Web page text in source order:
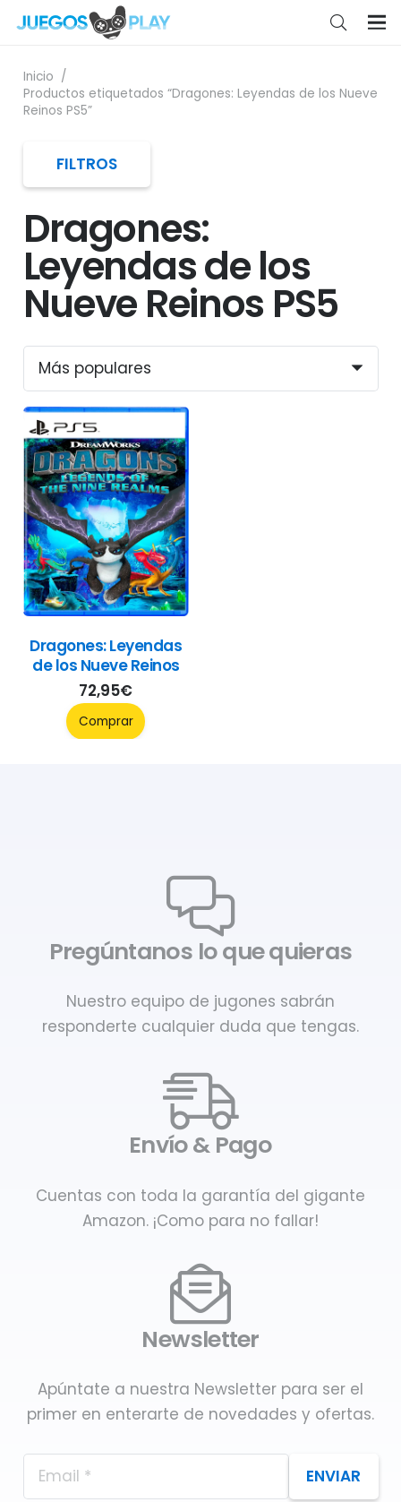
Inicio /
Productos etiquetados “Dragones: Leyendas de los Nueve
Reinos PS5”
Dragones:
Leyendas de los
Nueve Reinos PS5
Dragones: Leyendas
de los Nueve Reinos
72,95€
Comprar
FILTROS
Pregúntanos lo que quieras
Nuestro equipo de jugones sabrán
responderte cualquier duda que tengas.
Envío & Pago
Cuentas con toda la garantía del gigante
Amazon. ¡Como para no fallar!
Newsletter
Apúntate a nuestra Newsletter para ser el
primer en enterarte de novedades y ofertas.
ENVIAR